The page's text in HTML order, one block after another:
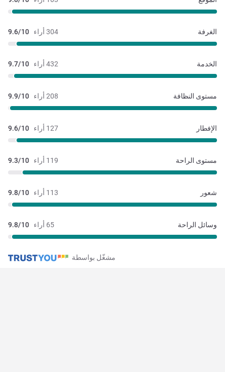
304 أراء 9.6/10 الغرفة
432 أراء 9.7/10 الخدمة
208 أراء 9.9/10 مستوى النظافة
127 أراء 9.6/10 الإفطار
119 أراء 9.3/10 مستوى الراحة
113 أراء 9.8/10 شعور
65 أراء 9.8/10 وسائل الراحة
مشغّل بواسطة